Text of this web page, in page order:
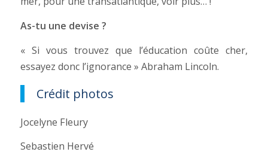
As-tu une devise ?
« Si vous trouvez que l’éducation coûte cher,
essayez donc l’ignorance » Abraham Lincoln.
Crédit photos
Jocelyne Fleury
Sebastien Hervé